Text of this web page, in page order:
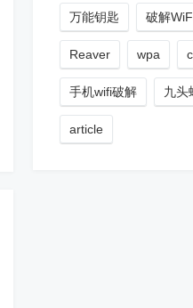
万能钥匙 破解
Reaver wpa
手机wifi破解 九头
article